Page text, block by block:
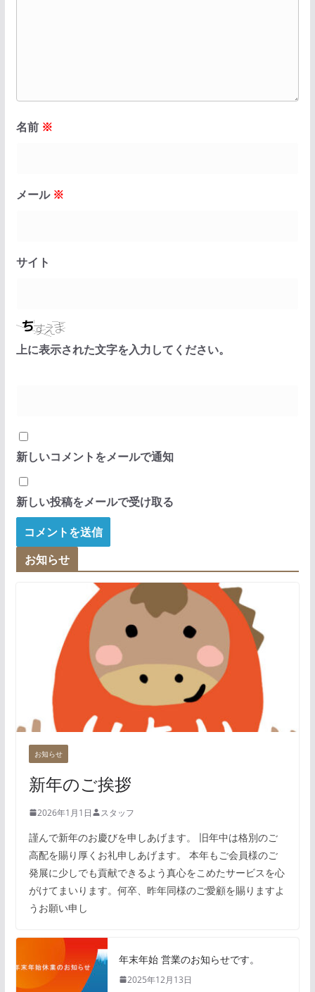
名前 ※
メール ※
サイト
上に表示された文字を入力してください。
新しいコメントをメールで通知
新しい投稿をメールで受け取る
お知らせ
お知らせ
新年のご挨拶
2026年1月1日 スタッフ
謹んで新年のお慶びを申しあげます。 旧年中は格別のご
高配を賜り厚くお礼申しあげます。 本年もご会員様のご
発展に少しでも貢献できるよう真心をこめたサービスを心
がけてまいります。何卒、昨年同様のご愛顧を賜りますよ
うお願い申し
年末年始 営業のお知らせです。
2025年12月13日